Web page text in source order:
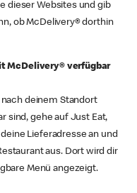
dieser Websites und gib
ob McDelivery® dorthin
McDelivery® verfügbar
deinem Standort
sind, gehe auf Just Eat,
Lieferadresse an und
aus. Dort wird dir
Menü angezeigt.